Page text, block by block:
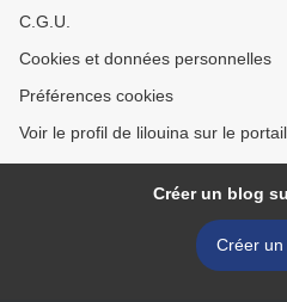
C.G.U.
Cookies et données personnelles
Préférences cookies
Voir le profil de lilouina sur le
Créer un blog
Créer un